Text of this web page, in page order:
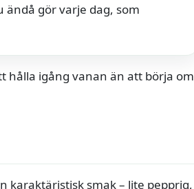
ändå gör varje dag, som
hålla igång vanan än att börja om
karaktäristisk smak – lite pepprig,